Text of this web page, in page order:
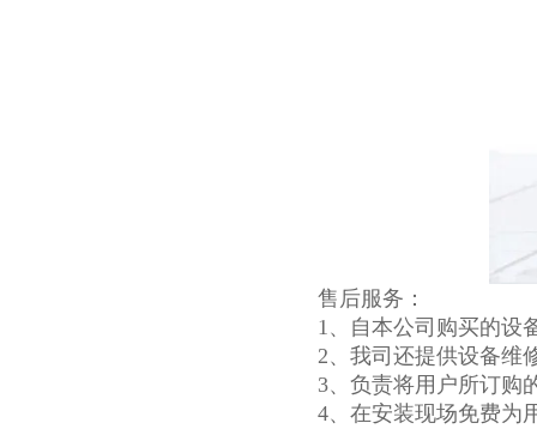
售后服务：
1、自本公司购买的设
2、我司还提供设备维
3、负责将用户所订购
4、在安装现场免费为